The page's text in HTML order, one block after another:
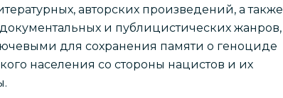
авторских произведений, а также
и публицистических жанров,
для сохранения памяти о геноциде
населения со стороны нацистов и их